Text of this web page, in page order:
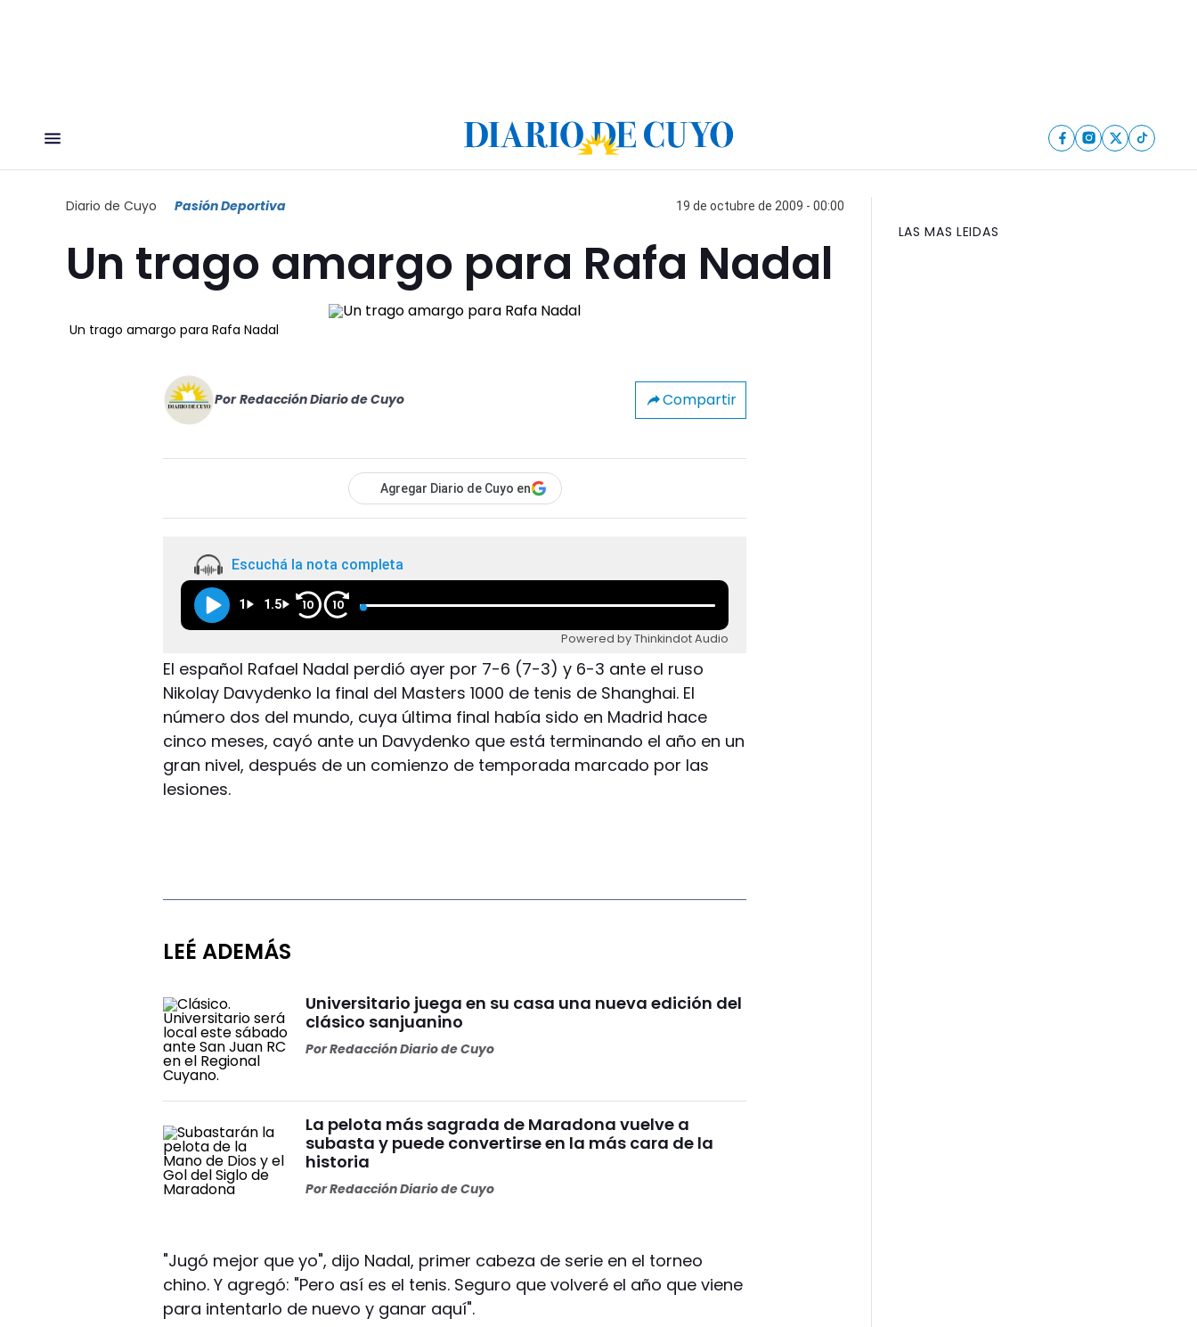
Diario de Cuyo Pasión Deportiva 19 de octubre de 2009 - 00:00
Un trago amargo para Rafa Nadal
Un trago amargo para Rafa Nadal
Por Redacción Diario de Cuyo Compartir
Agregar Diario de Cuyo en
Escuchá la nota completa
1 1.5 10 10
Powered by Thinkindot Audio
El español Rafael Nadal perdió ayer por 7-6 (7-3) y 6-3 ante el ruso
Nikolay Davydenko la final del Masters 1000 de tenis de Shanghai. El
número dos del mundo, cuya última final había sido en Madrid hace
cinco meses, cayó ante un Davydenko que está terminando el año en un
gran nivel, después de un comienzo de temporada marcado por las
lesiones.
LEÉ ADEMÁS
Universitario juega en su casa una nueva edición del
clásico sanjuanino
PorRedacción Diario de Cuyo
La pelota más sagrada de Maradona vuelve a
subasta y puede convertirse en la más cara de la
historia
PorRedacción Diario de Cuyo
"Jugó mejor que yo", dijo Nadal, primer cabeza de serie en el torneo
chino. Y agregó: "Pero así es el tenis. Seguro que volveré el año que viene
para intentarlo de nuevo y ganar aquí".
LAS MAS LEIDAS